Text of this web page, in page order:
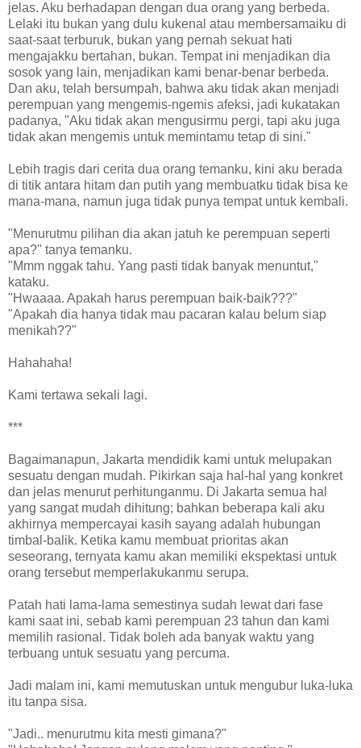
jelas. Aku berhadapan dengan dua orang yang berbeda.
Lelaki itu bukan yang dulu kukenal atau membersamaiku di
saat-saat terburuk, bukan yang pernah sekuat hati
mengajakku bertahan, bukan. Tempat ini menjadikan dia
sosok yang lain, menjadikan kami benar-benar berbeda.
Dan aku, telah bersumpah, bahwa aku tidak akan menjadi
perempuan yang mengemis-ngemis afeksi, jadi kukatakan
padanya, "Aku tidak akan mengusirmu pergi, tapi aku juga
tidak akan mengemis untuk memintamu tetap di sini."
Lebih tragis dari cerita dua orang temanku, kini aku berada
di titik antara hitam dan putih yang membuatku tidak bisa ke
mana-mana, namun juga tidak punya tempat untuk kembali.
"Menurutmu pilihan dia akan jatuh ke perempuan seperti
apa?" tanya temanku.
"Mmm nggak tahu. Yang pasti tidak banyak menuntut,"
kataku.
"Hwaaaa. Apakah harus perempuan baik-baik???"
"Apakah dia hanya tidak mau pacaran kalau belum siap
menikah??"
Hahahaha!
Kami tertawa sekali lagi.
***
Bagaimanapun, Jakarta mendidik kami untuk melupakan
sesuatu dengan mudah. Pikirkan saja hal-hal yang konkret
dan jelas menurut perhitunganmu. Di Jakarta semua hal
yang sangat mudah dihitung; bahkan beberapa kali aku
akhirnya mempercayai kasih sayang adalah hubungan
timbal-balik. Ketika kamu membuat prioritas akan
seseorang, ternyata kamu akan memiliki ekspektasi untuk
orang tersebut memperlakukanmu serupa.
Patah hati lama-lama semestinya sudah lewat dari fase
kami saat ini, sebab kami perempuan 23 tahun dan kami
memilih rasional. Tidak boleh ada banyak waktu yang
terbuang untuk sesuatu yang percuma.
Jadi malam ini, kami memutuskan untuk mengubur luka-luka
itu tanpa sisa.
"Jadi.. menurutmu kita mesti gimana?"